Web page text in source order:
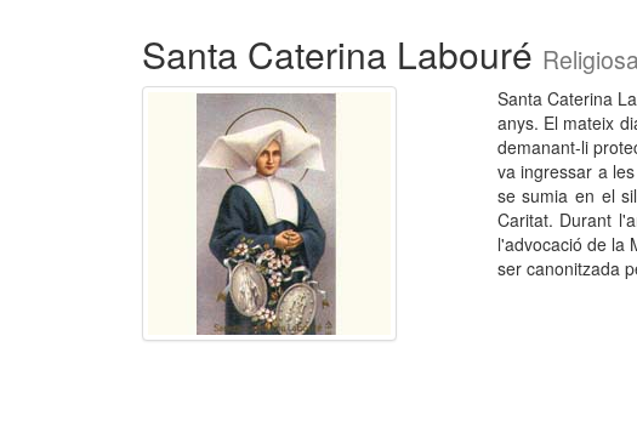
Santa Caterina Labouré
Santa Caterina
anys. El mateix
demanant-li
va ingressar a
se sumia en el
Caritat. Durant
l'advocació de la
ser canonitzada